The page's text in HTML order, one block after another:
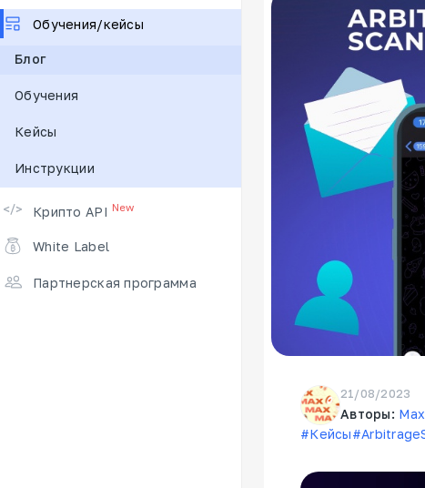
Ставки финансирования
Сканер для арбитража
DEX scanner
Калькулятор спредов
Поддерживаемые биржи
Обучения/кейсы
Блог
Обучения
Кейсы
Инструкции
Крипто API New
White Label
Партнерская программа
21/08/2023
Авторы: Max
#Кейсы